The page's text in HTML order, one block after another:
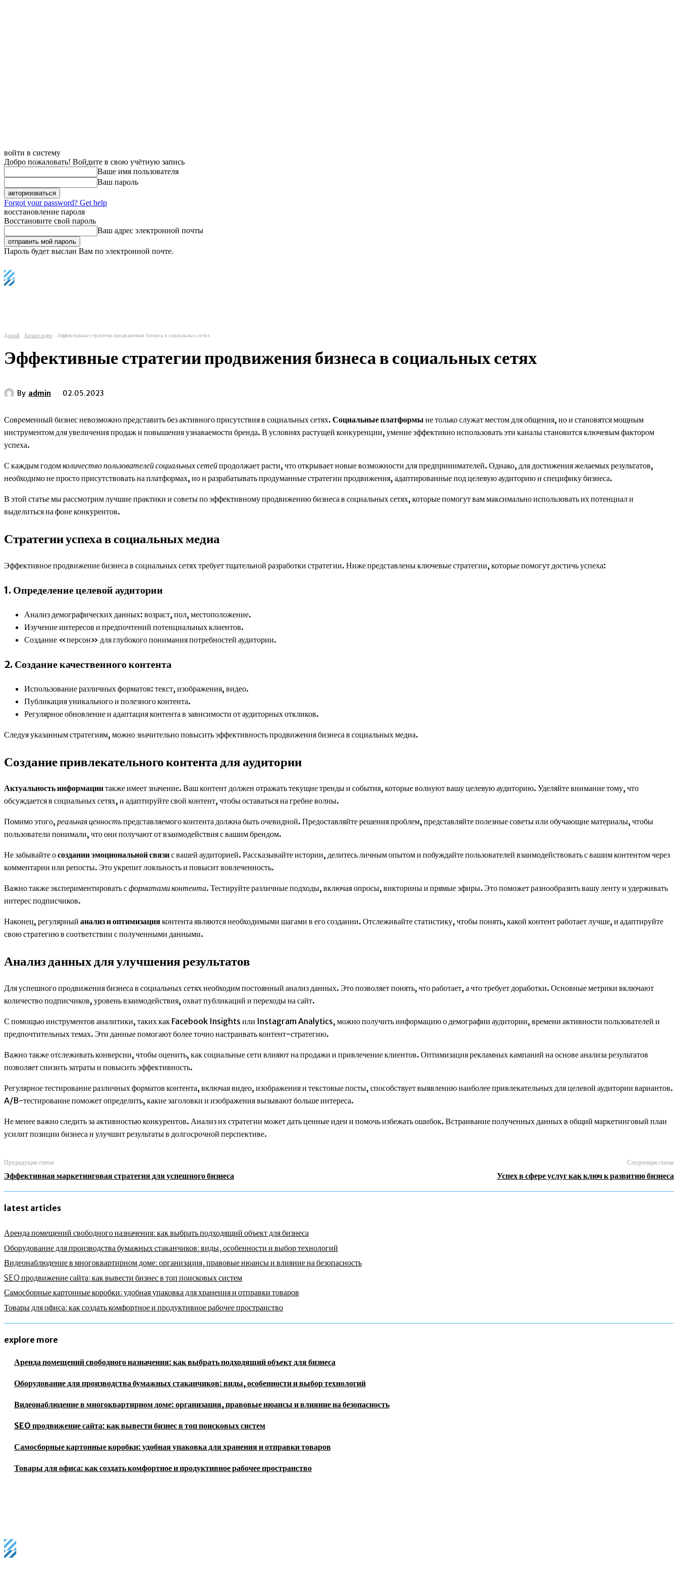
войти в систему
Добро пожаловать! Войдите в свою учётную запись
Ваше имя пользователя
Ваш пароль
Forgot your password? Get help
восстановление пароля
Восстановите свой пароль
Ваш адрес электронной почты
Пароль будет выслан Вам по электронной почте.
Домой Бизнес идеи Эффективные стратегии продвижения бизнеса в социальных сетях
Эффективные стратегии продвижения бизнеса в социальных сетях
By admin 02.05.2023
Современный бизнес невозможно представить без активного присутствия в социальных сетях. Социальные платформы не только служат местом для общения, но и становятся мощным
инструментом для увеличения продаж и повышения узнаваемости бренда. В условиях растущей конкуренции, умение эффективно использовать эти каналы становится ключевым фактором
успеха.
С каждым годомколичество пользователей социальных сетейпродолжает расти, что открывает новые возможности для предпринимателей. Однако, для достижения желаемых результатов,
необходимо не просто присутствовать на платформах, но и разрабатывать продуманные стратегии продвижения, адаптированные под целевую аудиторию и специфику бизнеса.
В этой статье мы рассмотрим лучшие практики и советы по эффективному продвижению бизнеса в социальных сетях, которые помогут вам максимально использовать их потенциал и
выделиться на фоне конкурентов.
Стратегии успеха в социальных медиа
Эффективное продвижение бизнеса в социальных сетях требует тщательной разработки стратегии. Ниже представлены ключевые стратегии, которые помогут достичь успеха:
1. Определение целевой аудитории
Анализ демографических данных: возраст, пол, местоположение.
Изучение интересов и предпочтений потенциальных клиентов.
Создание «персон» для глубокого понимания потребностей аудитории.
2. Создание качественного контента
Использование различных форматов: текст, изображения, видео.
Публикация уникального и полезного контента.
Регулярное обновление и адаптация контента в зависимости от аудиторных откликов.
Следуя указанным стратегиям, можно значительно повысить эффективность продвижения бизнеса в социальных медиа.
Создание привлекательного контента для аудитории
Актуальность информациитакже имеет значение. Ваш контент должен отражать текущие тренды и события, которые волнуют вашу целевую аудиторию. Уделяйте внимание тому, что
обсуждается в социальных сетях, и адаптируйте свой контент, чтобы оставаться на гребне волны.
Помимо этого, реальная ценностьпредставляемого контента должна быть очевидной. Предоставляйте решения проблем, представляйте полезные советы или обучающие материалы, чтобы
пользователи понимали, что они получают от взаимодействия с вашим брендом.
Не забывайте осоздании эмоциональной связис вашей аудиторией. Рассказывайте истории, делитесь личным опытом и побуждайте пользователей взаимодействовать с вашим контентом через
комментарии или репосты. Это укрепит лояльность и повысит вовлеченность.
Важно также экспериментировать сформатами контента. Тестируйте различные подходы, включая опросы, викторины и прямые эфиры. Это поможет разнообразить вашу ленту и удерживать
интерес подписчиков.
Наконец, регулярный анализ и оптимизацияконтента являются необходимыми шагами в его создании. Отслеживайте статистику, чтобы понять, какой контент работает лучше, и адаптируйте
свою стратегию в соответствии с полученными данными.
Анализ данных для улучшения результатов
Для успешного продвижения бизнеса в социальных сетях необходим постоянный анализ данных. Это позволяет понять, что работает, а что требует доработки. Основные метрики включают
количество подписчиков, уровень взаимодействия, охват публикаций и переходы на сайт.
С помощью инструментов аналитики, таких как Facebook Insights или Instagram Analytics, можно получить информацию о демографии аудитории, времени активности пользователей и
предпочтительных темах. Эти данные помогают более точно настраивать контент-стратегию.
Важно также отслеживать конверсии, чтобы оценить, как социальные сети влияют на продажи и привлечение клиентов. Оптимизация рекламных кампаний на основе анализа результатов
позволяет снизить затраты и повысить эффективность.
Регулярное тестирование различных форматов контента, включая видео, изображения и текстовые посты, способствует выявлению наиболее привлекательных для целевой аудитории вариантов.
A/B-тестирование поможет определить, какие заголовки и изображения вызывают больше интереса.
Не менее важно следить за активностью конкурентов. Анализ их стратегии может дать ценные идеи и помочь избежать ошибок. Встраивание полученных данных в общий маркетинговый план
усилит позиции бизнеса и улучшит результаты в долгосрочной перспективе.
Предыдущая статья
Эффективная маркетинговая стратегия для успешного бизнеса
Следующая статья
Успех в сфере услуг как ключ к развитию бизнеса
latest articles
Аренда помещений свободного назначения: как выбрать подходящий объект для бизнеса
Оборудование для производства бумажных стаканчиков: виды, особенности и выбор технологий
Видеонаблюдение в многоквартирном доме: организация, правовые нюансы и влияние на безопасность
SEO продвижение сайта: как вывести бизнес в топ поисковых систем
Самосборные картонные коробки: удобная упаковка для хранения и отправки товаров
Товары для офиса: как создать комфортное и продуктивное рабочее пространство
explore more
Аренда помещений свободного назначения: как выбрать подходящий объект для бизнеса
Оборудование для производства бумажных стаканчиков: виды, особенности и выбор технологий
Видеонаблюдение в многоквартирном доме: организация, правовые нюансы и влияние на безопасность
SEO продвижение сайта: как вывести бизнес в топ поисковых систем
Самосборные картонные коробки: удобная упаковка для хранения и отправки товаров
Товары для офиса: как создать комфортное и продуктивное рабочее пространство